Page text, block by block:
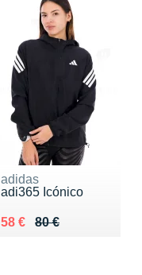
adidas
adi365 Icónico
80 €
Au lieu de 80 €
58 €
Vendu 58 €